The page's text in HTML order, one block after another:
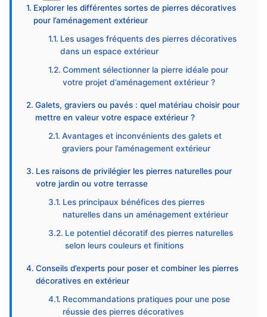
Explorer les différentes sortes de pierres décoratives
pour l’aménagement extérieur
Les usages fréquents des pierres décoratives
dans un espace extérieur
Comment sélectionner la pierre idéale pour
votre projet d’aménagement extérieur ?
Galets, graviers ou pavés : quel matériau choisir pour
mettre en valeur votre espace extérieur ?
Avantages et inconvénients des galets et
graviers pour l’aménagement extérieur
Les raisons de privilégier les pierres naturelles pour
votre jardin ou votre terrasse
Les principaux bénéfices des pierres
naturelles dans un aménagement extérieur
Le potentiel décoratif des pierres naturelles
selon leurs couleurs et finitions
Conseils d’experts pour poser et combiner les pierres
décoratives en extérieur
Recommandations pratiques pour une pose
réussie des pierres décoratives